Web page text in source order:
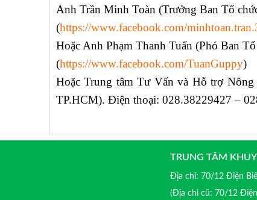
Anh Trần Minh Toàn (Trưởng Ban Tổ
(https://www.facebook.com/
Hoặc Anh Phạm Thanh Tuấn (Phó Ban
(https://www.facebook.com/TuanGuppy)
Hoặc Trung tâm Tư Vấn và Hỗ trợ
TP.HCM). Điện thoại: 028.38229427 –
TRUNG TÂM
Địa chỉ: 70/12 Điện
(Địa chỉ cũ: 70/12 Điện